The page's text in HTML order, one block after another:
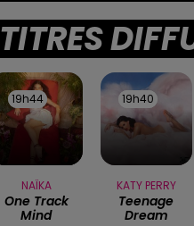
TITRES
19h44
19h44
NAÏKA
One Track
Mind
19h40
19h40
KATY PERRY
Teenage
Dream